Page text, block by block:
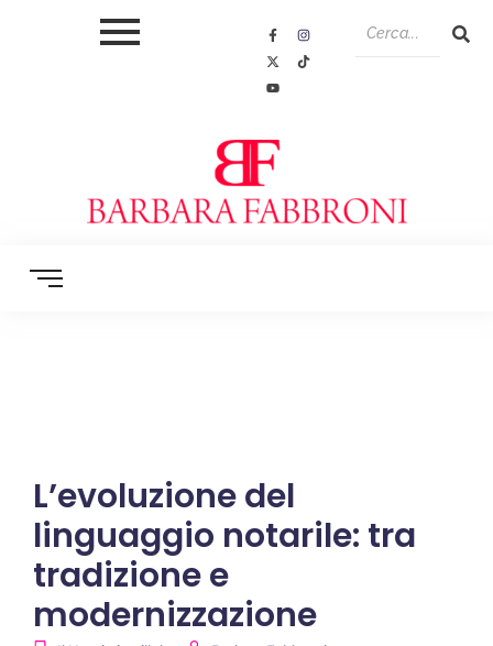
L’evoluzione del
linguaggio notarile: tra
tradizione e
modernizzazione